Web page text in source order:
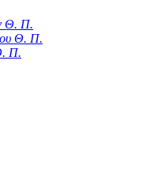
Θ. Π.
Θ. Π.
Π.